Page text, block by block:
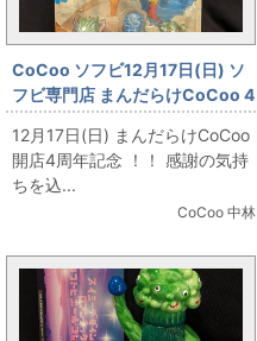
CoCoo ソフビ12月17日(日) ソ
フビ専門店 まんだらけCoCoo 4
周年記念 「無版権 チビッコ怪獣
大戦争」
12月17日(日) まんだらけCoCoo
開店4周年記念 ！！ 感謝の気持
ちを込...
CoCoo 中林